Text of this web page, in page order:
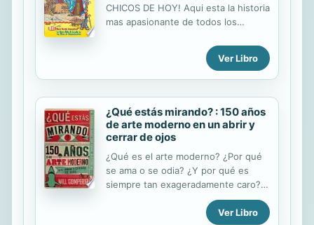
CHICOS DE HOY! Aqui esta la historia
mas apasionante de todos los
aceptado hoy dia por adultos y
ninos, la NUEVA VERSION
INTERNACIONAL, la Biblia Palabritas
aventura, sabiduria y color para
introducir a chicos y grandes en el
transcurrir de la historia de amor y
tiempos: La relacion de Dios con su
mas hermosa y preciada creacion, el
hombre . Contiene 132"
Ver Libro
¿Qué estás mirando? : 150 años
de arte moderno en un abrir y
cerrar de ojos
¿Qué es el arte moderno? ¿Por qué
se ama o se odia? ¿Y por qué es
siempre tan exageradamente caro?
Will Gompertz, director de Arte de la
BBC, exdirector de la Tate Gallery de
Ver Libro